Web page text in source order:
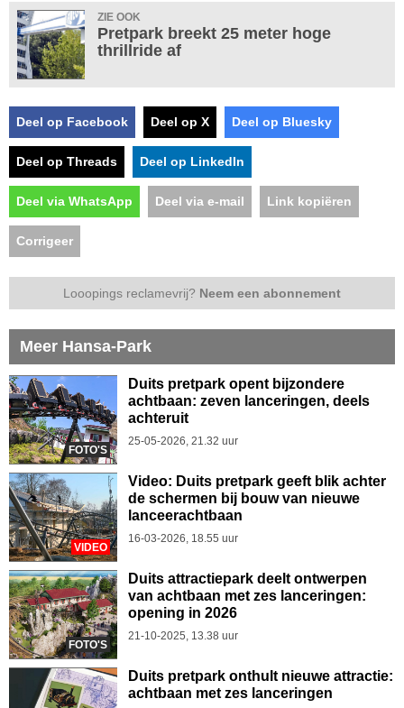
ZIE OOK
Pretpark breekt 25 meter hoge
thrillride af
Deel op Facebook Deel op X Deel op Bluesky
Deel op Threads Deel op LinkedIn
Deel via WhatsApp Deel via e-mail Link kopiëren
Corrigeer
Looopings reclamevrij? Neem een abonnement
Meer Hansa-Park
FOTO'S
Duits pretpark opent bijzondere
achtbaan: zeven lanceringen, deels
achteruit
25-05-2026, 21.32 uur
VIDEO
Video: Duits pretpark geeft blik achter
de schermen bij bouw van nieuwe
lanceerachtbaan
16-03-2026, 18.55 uur
FOTO'S
Duits attractiepark deelt ontwerpen
van achtbaan met zes lanceringen:
opening in 2026
21-10-2025, 13.38 uur
Duits pretpark onthult nieuwe attractie:
achtbaan met zes lanceringen